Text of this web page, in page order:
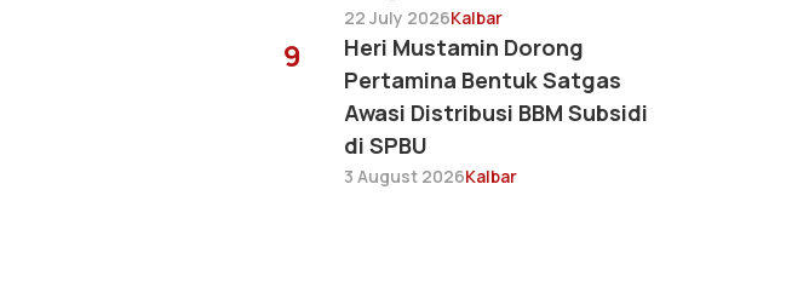
22 July 2026Kalbar
9
Heri Mustamin Dorong
Pertamina Bentuk Satgas
Awasi Distribusi BBM Subsidi
di SPBU
3 August 2026Kalbar